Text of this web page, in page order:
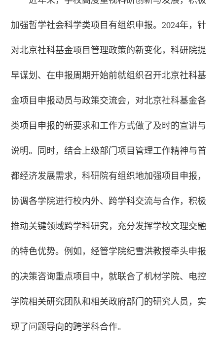
加强哲学社会科学类项目有组织申报。2024年，针
对北京社科基金项目管理政策的新变化，科研院提
早谋划、在申报周期开始前就组织召开北京社科基
金项目申报动员与政策交流会，对北京社科基金各
类项目申报的新要求和工作方式做了及时的宣讲与
说明。同时，结合上级部门项目管理工作精神与首
都经济发展需求，科研院有组织地加强项目申报，
协调各学院进行校内外、跨学科交流与合作，积极
推动关键领域跨学科研究，充分发挥学校文理交融
的特色优势。例如，经管学院纪雪洪教授牵头申报
的决策咨询重点项目中，就联合了机材学院、电控
学院相关研究团队和相关政府部门的研究人员，实
现了问题导向的跨学科合作。